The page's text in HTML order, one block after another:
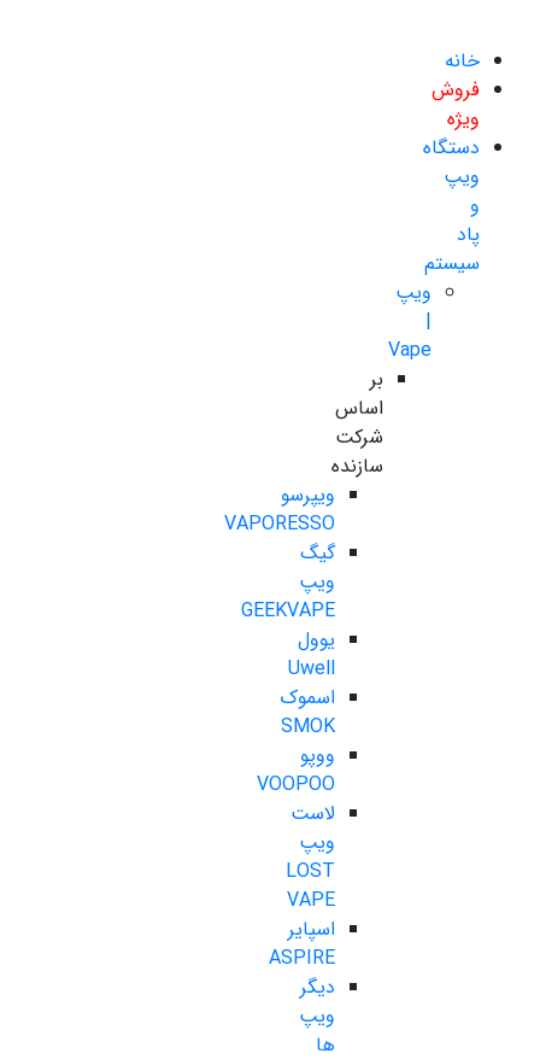
خانه
فروش
ویژه
دستگاه
ویپ
و
پاد
سیستم
ویپ
|
Vape
بر
اساس
شرکت
سازنده
ویپرسو
VAPORESSO
گیگ
ویپ
GEEKVAPE
یوول
Uwell
اسموک
SMOK
ووپو
VOOPOO
لاست
ویپ
LOST
VAPE
اسپایر
ASPIRE
دیگر
ویپ
ها